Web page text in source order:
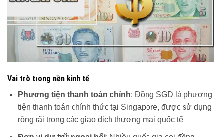
Vai trò trong nền kinh tế
Phương tiện thanh toán chính: Đồng SGD là phương
tiện thanh toán chính thức tại Singapore, được sử dụng
rộng rãi trong các giao dịch thương mại quốc tế.